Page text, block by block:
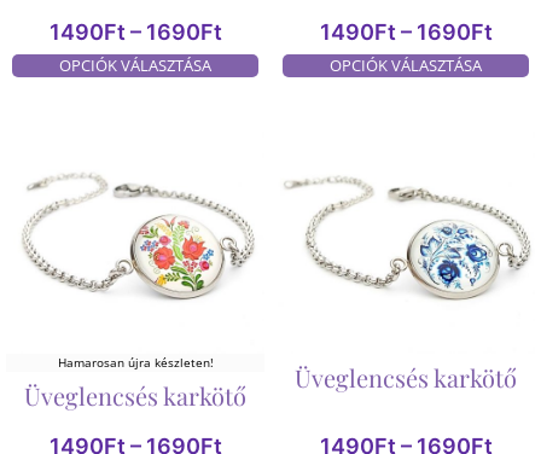
1490Ft – 1690Ft
OPCIÓK VÁLASZTÁSA
1490Ft – 1690Ft
OPCIÓK VÁLASZTÁSA
Hamarosan újra készleten!
Üveglencsés karkötő
1490Ft – 1690Ft
Üveglencsés karkötő
1490Ft – 1690Ft